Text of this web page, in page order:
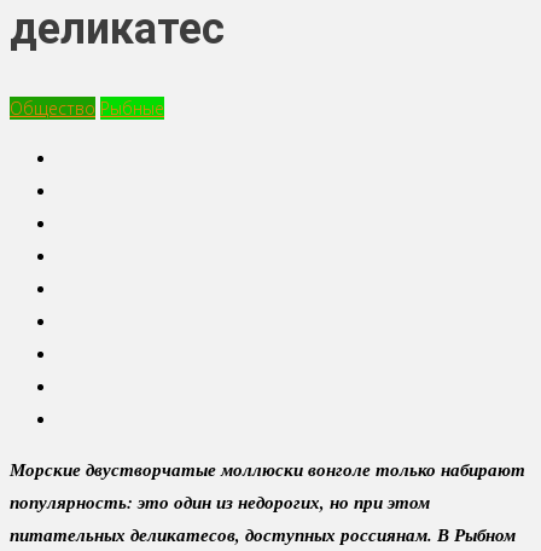
деликатес
Общество Рыбные
Морские двустворчатые моллюски вонголе только набирают
популярность: это один из недорогих, но при этом
питательных деликатесов, доступных россиянам. В Рыбном